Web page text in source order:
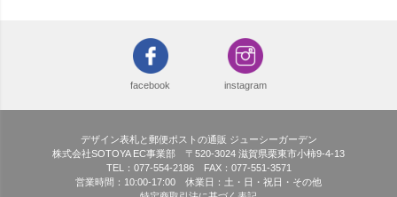
facebook instagram
デザイン表札と郵便ポストの通販 ジューシーガーデン
株式会社SOTOYA EC事業部 〒520-3024 滋賀県栗東市小柿9-4-13
TEL：077-554-2186 FAX：077-551-3571
営業時間：10:00-17:00 休業日：土・日・祝日・その他